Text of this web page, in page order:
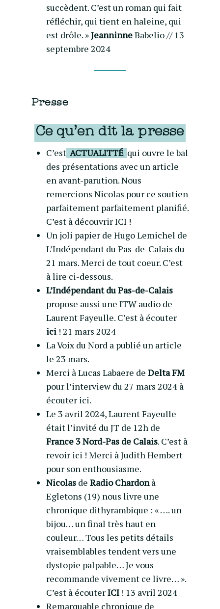
succèdent. C’est un roman qui fait
réfléchir, qui tient en haleine, qui
est drôle. »JeanninneBabelio // 13
septembre 2024
Presse
Ce qu’en dit la presse
C’est ACTUALITTÉ qui ouvre le bal
des présentations avec un article
en avant-parution. Nous
remercions Nicolas pour ce soutien
parfaitement parfaitement planifié.
C’est à découvrirICI !
Un joli papier de Hugo Lemichel de
L’Indépendant du Pas-de-Calais du
21 mars. Merci de tout coeur. C’est
à lire ci-dessous.
L’Indépendant du Pas-de-Calais
propose aussi une ITW audio de
Laurent Fayeulle. C’est à écouter
ici ! 21 mars 2024
La Voix du Nord a publié un article
le 23 mars.
Merci à Lucas Labaere de Delta FM
pour l’interview du 27 mars 2024 à
écouter ici.
Le 3 avril 2024, Laurent Fayeulle
était l’invité du JT de 12h de
France 3 Nord-Pas de Calais. C’est à
revoir ici ! Merci à Judith Hembert
pour son enthousiasme.
Nicolas de Radio Chardonà
Egletons (19) nous livre une
chronique dithyrambique : « …. un
bijou… un final très haut en
couleur… Tous les petits détails
vraisemblables tendent vers une
dystopie palpable… Je vous
recommande vivement ce livre… ».
C’est à écouterICI ! 13 avril 2024
Remarquable chronique de